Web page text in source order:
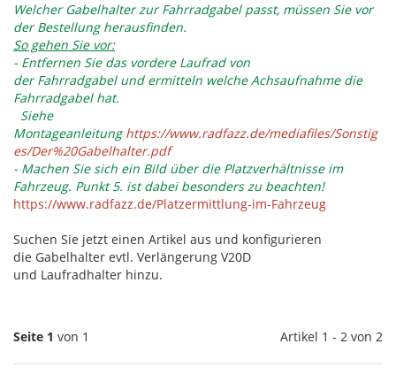
Welcher Gabelhalter zur Fahrradgabel passt, müssen Sie vor
der Bestellung herausfinden.
So gehen Sie vor:
- Entfernen Sie das vordere Laufrad von
der Fahrradgabel und ermitteln welche Achsaufnahme die
Fahrradgabel hat.
Siehe
Montageanleitung https://www.radfazz.de/mediafiles/Sonstig
es/Der%20Gabelhalter.pdf
- Machen Sie sich ein Bild über die Platzverhältnisse im
Fahrzeug. Punkt 5. ist dabei besonders zu beachten!
https://www.radfazz.de/Platzermittlung-im-Fahrzeug
Suchen Sie jetzt einen Artikel aus und konfigurieren
die Gabelhalter evtl. Verlängerung V20D
und Laufradhalter hinzu.
Seite 1 von 1 Artikel 1 - 2 von 2